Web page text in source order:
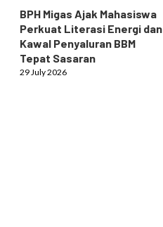
BPH Migas Ajak Mahasiswa
Perkuat Literasi Energi dan
Kawal Penyaluran BBM
Tepat Sasaran
29 July 2026